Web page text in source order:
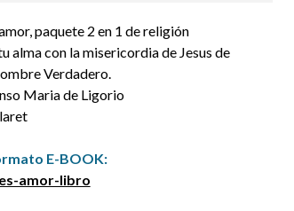
paquete 2 en 1 de religión
alma con la misericordia de Jesus de
Verdadero.
Maria de Ligorio
E-BOOK:
amor-libro